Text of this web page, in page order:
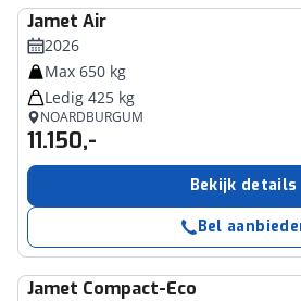
Jamet Air
2026
Max 650 kg
Ledig 425 kg
NOARDBURGUM
11.150,-
Bekijk details
Bel
Jamet Compact-Eco